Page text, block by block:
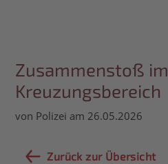
Zusammenstoß im
Kreuzungsbereich
von Polizei am 26.05.2026
Zurück zur Übersicht